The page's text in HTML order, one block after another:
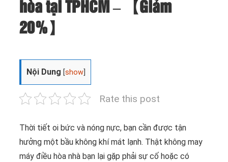
hòa tại TPHCM – 【Giảm
20%】
Nội Dung [show
Rate this post
Thời tiết oi bức và nóng nực, bạn cần được tận
hưởng một bầu không khí mát lạnh. Thật không may
máy điều hòa nhà bạn lại gặp phải sự cố hoặc có